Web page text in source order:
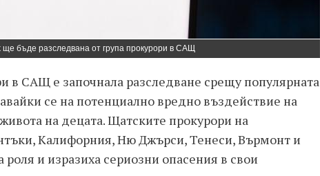
ще бъде разследвана от група прокурори в САЩ
в САЩ е започнала разследване срещу популярната
се на потенциално вредно въздействие на
на децата. Щатските прокурори на
Калифорния, Ню Джърси, Тенеси, Върмонт и
и изразиха сериозни опасения в свои